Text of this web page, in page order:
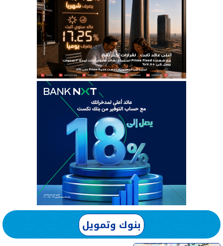
بنوك وتمويل